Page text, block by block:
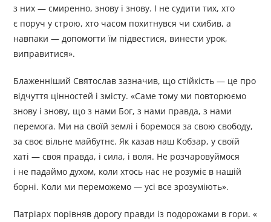
з них — смиренно, знову і знову. І не судити тих, хто
є поруч у строю, хто часом похитнувся чи схибив, а
навпаки — допомогти їм підвестися, винести урок,
виправитися».
Блаженніший Святослав зазначив, що стійкість — це про
відчуття цінностей і змісту. «Саме тому ми повторюємо
знову і знову, що з нами Бог, з нами правда, з нами
перемога. Ми на своїй землі і боремося за свою свободу,
за своє вільне майбутнє. Як казав наш Кобзар, у своїй
хаті — своя правда, і сила, і воля. Не розчаровуймося
і не падаймо духом, коли хтось нас не розуміє в нашій
борні. Коли ми переможемо — усі все зрозуміють».
Патріарх порівняв дорогу правди із подорожами в гори. «